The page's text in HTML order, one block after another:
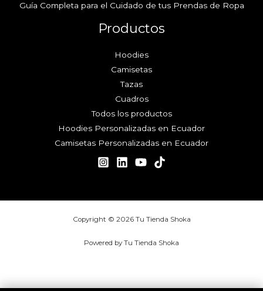
Guía Completa para el Cuidado de tus Prendas de Ropa
Productos
Hoodies
Camisetas
Tazas
Cuadros
Todos los productos
Hoodies Personalizadas en Ecuador
Camisetas Personalizadas en Ecuador
Copyright © 2026 Tu Tienda Shoka
Powered by Tu Tienda Shoka